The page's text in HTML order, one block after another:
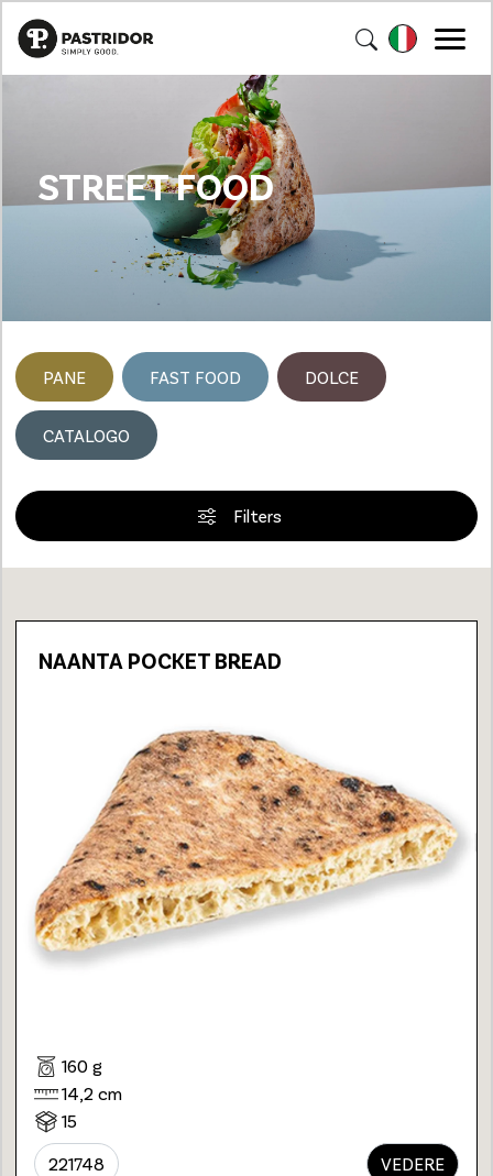
STREET FOOD
PANE FAST FOOD DOLCE
CATALOGO
Filters
NAANTA POCKET BREAD
160 g
14,2 cm
15
221748 VEDERE
Loading...